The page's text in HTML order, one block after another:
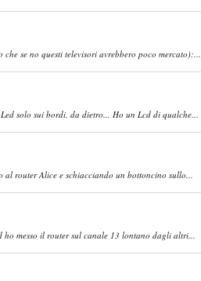
se no questi televisori avrebbero poco mercato):...
solo sui bordi, da dietro... Ho un Lcd di qualche...
router Alice e schiacciando un bottoncino sullo...
messo il router sul canale 13 lontano dagli altri...